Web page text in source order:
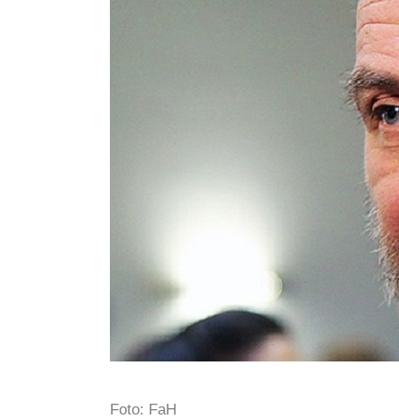
Foto: FaH